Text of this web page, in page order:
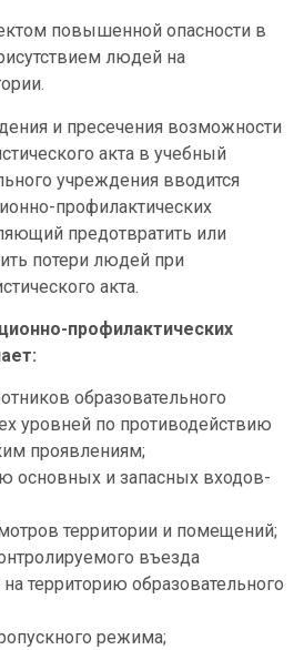
повышенной опасности в
людей на
и пресечения возможности
акта в учебный
учреждения вводится
профилактических
предотвратить или
потери людей при
акта.
профилактических
образовательного
уровней по противодействию
проявлениям;
основных и запасных входов-
территории и помещений;
въезда
на территорию образовательного
режима;